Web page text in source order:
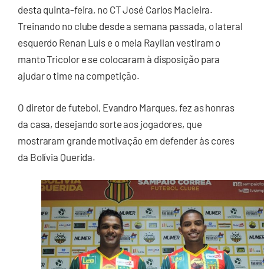
desta quinta-feira, no CT José Carlos Macieira.
Treinando no clube desde a semana passada, o lateral
esquerdo Renan Luís e o meia Rayllan vestiram o
manto Tricolor e se colocaram à disposição para
ajudar o time na competição.
O diretor de futebol, Evandro Marques, fez as honras
da casa, desejando sorte aos jogadores, que
mostraram grande motivação em defender às cores
da Bolívia Querida.